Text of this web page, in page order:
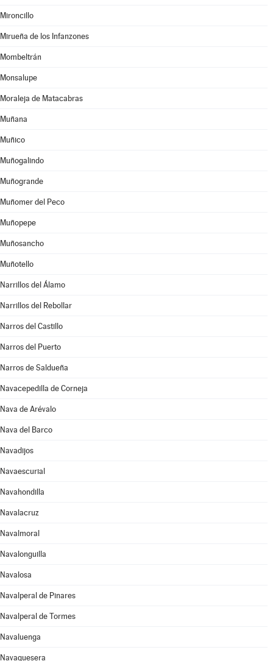
Mironcillo
Mirueña de los Infanzones
Mombeltrán
Monsalupe
Moraleja de Matacabras
Muñana
Muñico
Muñogalindo
Muñogrande
Muñomer del Peco
Muñopepe
Muñosancho
Muñotello
Narrillos del Álamo
Narrillos del Rebollar
Narros del Castillo
Narros del Puerto
Narros de Saldueña
Navacepedilla de Corneja
Nava de Arévalo
Nava del Barco
Navadijos
Navaescurial
Navahondilla
Navalacruz
Navalmoral
Navalonguilla
Navalosa
Navalperal de Pinares
Navalperal de Tormes
Navaluenga
Navaquesera